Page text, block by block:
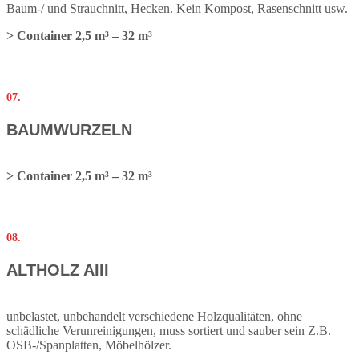
Baum-/ und Strauchnitt, Hecken. Kein Kompost, Rasenschnitt usw.
> Container 2,5 m³ – 32 m³
07.
BAUMWURZELN
> Container 2,5 m³ – 32 m³
08.
ALTHOLZ AIII
unbelastet, unbehandelt verschiedene Holzqualitäten, ohne
schädliche Verunreinigungen, muss sortiert und sauber sein Z.B.
OSB-/Spanplatten, Möbelhölzer.